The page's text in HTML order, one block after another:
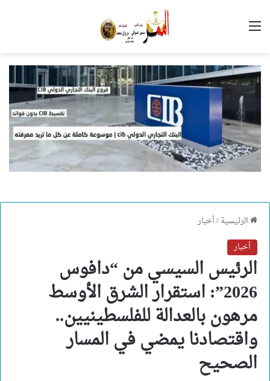
القائمة
الرئيسية/أخبار
أخبار
الرئيس السيسي من “دافوس
2026”: استقرار الشرق الأوسط
مرهون بالعدالة للفلسطينيين..
واقتصادنا يمضي في المسار
الصحيح